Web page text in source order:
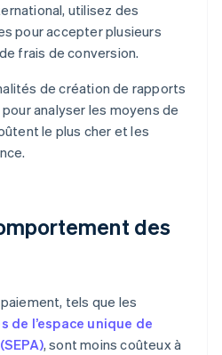
utilisez des
pour accepter plusieurs
frais de conversion.
de création de rapports
analyser les moyens de
le plus cher et les
des
tels que les
de l’espace unique de
, sont moins coûteux à